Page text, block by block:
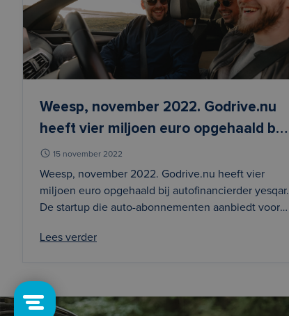
Weesp, november 2022. Godrive.nu
heeft vier miljoen euro opgehaald bij
autofinancierder yesqar. De startup
die auto-abonnementen aanbiedt
voor jong gebruikte auto’s kan
hierdoor een verdere groei van de
leasevloot realiseren. “Dankzij de
15 november 2022
Weesp, november 2022. Godrive.nu heeft vier
miljoen euro opgehaald bij autofinancierder yesqar.
De startup die auto-abonnementen aanbiedt voor
groei van de leasevloot realiseren. “Dankzij de
Lees verder